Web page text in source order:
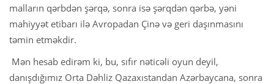
malların qərbdən şərqə, sonra isə şərqdən qərbə, yəni
mahiyyət etibarı ilə Avropadan Çinə və geri daşınmasını
təmin etməkdir.
Mən hesab edirəm ki, bu, sıfır nəticəli oyun deyil,
danışdığımız Orta Dəhliz Qazaxıstandan Azərbaycana, sonra